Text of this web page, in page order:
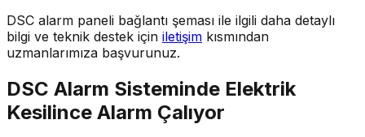
DSC alarm paneli bağlantı şeması ile ilgili daha detaylı
bilgi ve teknik destek için iletişim kısmından
uzmanlarımıza başvurunuz.
DSC Alarm Sisteminde Elektrik
Kesilince Alarm Çalıyor